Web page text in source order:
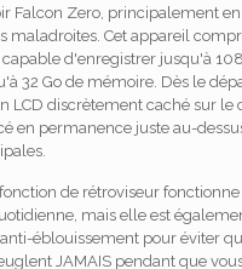
Falcon Zero, principalement en
maladroites. Cet appareil
d'enregistrer jusqu'à
32 Go de mémoire. Dès le
LCD discrètement caché sur le
en permanence juste au-
de rétroviseur fonctionne
mais elle est
éblouissement pour éviter
JAMAIS pendant que